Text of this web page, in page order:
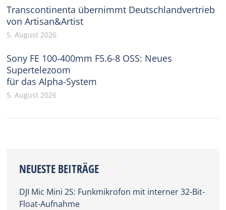
Transcontinenta übernimmt Deutschlandvertrieb
von Artisan&Artist
5. August 2026
Sony FE 100-400mm F5.6-8 OSS: Neues
Supertelezoom
für das Alpha-System
5. August 2026
NEUESTE BEITRÄGE
DJI Mic Mini 2S: Funkmikrofon mit interner 32-Bit-
Float-Aufnahme